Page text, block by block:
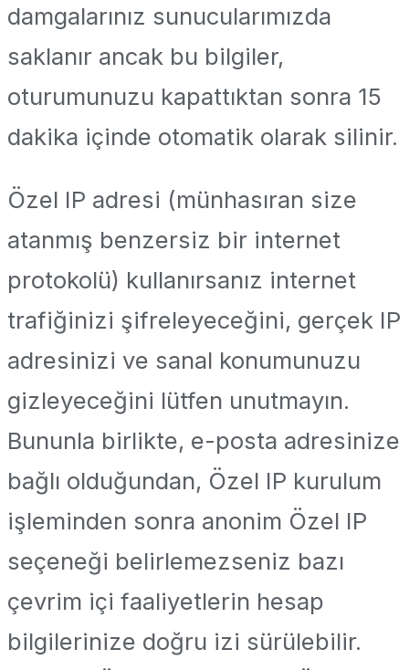
damgalarınız sunucularımızda
saklanır ancak bu bilgiler,
oturumunuzu kapattıktan sonra 15
dakika içinde otomatik olarak silinir.
Özel IP adresi (münhasıran size
atanmış benzersiz bir internet
protokolü) kullanırsanız internet
trafiğinizi şifreleyeceğini, gerçek IP
adresinizi ve sanal konumunuzu
gizleyeceğini lütfen unutmayın.
Bununla birlikte, e-posta adresinize
bağlı olduğundan, Özel IP kurulum
işleminden sonra anonim Özel IP
seçeneği belirlemezseniz bazı
çevrim içi faaliyetlerin hesap
bilgilerinize doğru izi sürülebilir.